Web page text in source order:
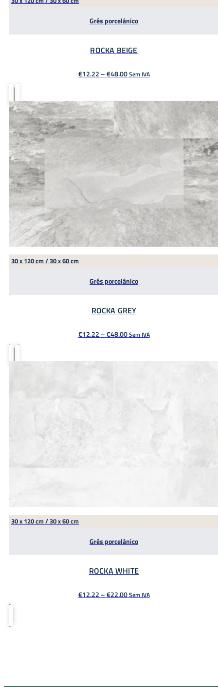
Grés porcelânico
ROCKA BEIGE
€12.22–€48.00Price
range:
€48.00
Sem IVA
30 x 120 cm / 30 x 60 cm
Grés porcelânico
ROCKA GREY
€12.22–€48.00Price
range:
Sem IVA
30 x 120 cm / 30 x 60 cm
Grés porcelânico
ROCKA WHITE
€12.22–€22.00Price
range:
Sem IVA